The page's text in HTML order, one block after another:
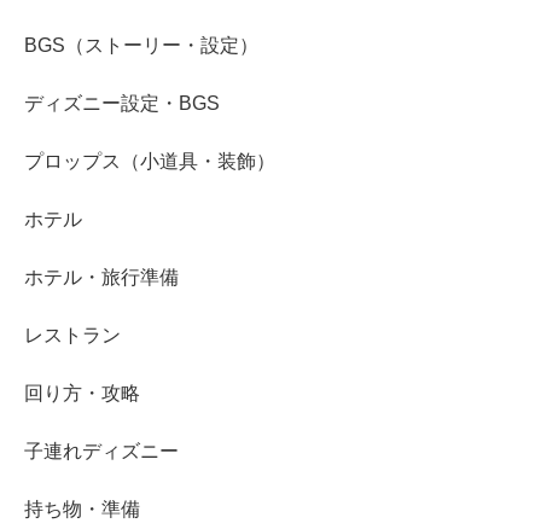
BGS（ストーリー・設定）
ディズニー設定・BGS
プロップス（小道具・装飾）
ホテル
ホテル・旅行準備
レストラン
回り方・攻略
子連れディズニー
持ち物・準備